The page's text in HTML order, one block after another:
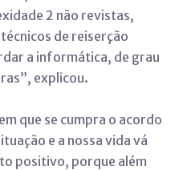
2 não revistas,
de reiserção
a informática, de grau
explicou.
que se cumpra o acordo
e a nossa vida vá
positivo, porque além